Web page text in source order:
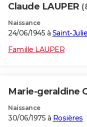
Claude LAUPER
Naissance
24/06/1945 à Saint-
Famille LAUPER
Marie-geraldine
Naissance
30/06/1975 à Rosières